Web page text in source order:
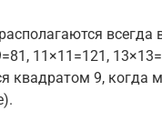
11×11=121,
квадратом 9, когда